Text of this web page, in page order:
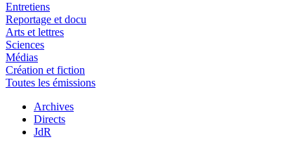
Entretiens
Reportage et docu
Arts et lettres
Sciences
Médias
Création et fiction
Toutes les émissions
Archives
Directs
JdR